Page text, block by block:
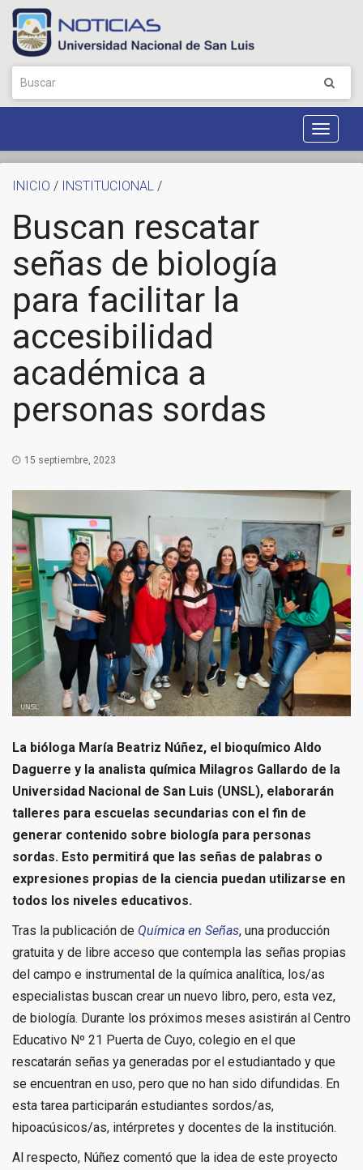
Toggle
INICIO / INSTITUCIONAL /
Buscan rescatar
señas de biología
para facilitar la
accesibilidad
académica a
personas sordas
15 septiembre, 2023
La bióloga María Beatriz Núñez, el bioquímico Aldo
Daguerre y la analista química Milagros Gallardo de la
Universidad Nacional de San Luis (UNSL), elaborarán
talleres para escuelas secundarias con el fin de
generar contenido sobre biología para personas
sordas. Esto permitirá que las señas de palabras o
expresiones propias de la ciencia puedan utilizarse en
todos los niveles educativos.
Tras la publicación de Química en Señas, una producción
gratuita y de libre acceso que contempla las señas propias
del campo e instrumental de la química analítica, los/as
especialistas buscan crear un nuevo libro, pero, esta vez,
de biología. Durante los próximos meses asistirán al Centro
Educativo Nº 21 Puerta de Cuyo, colegio en el que
rescatarán señas ya generadas por el estudiantado y que
se encuentran en uso, pero que no han sido difundidas. En
esta tarea participarán estudiantes sordos/as,
hipoacúsicos/as, intérpretes y docentes de la institución.
Al respecto, Núñez comentó que la idea de este proyecto